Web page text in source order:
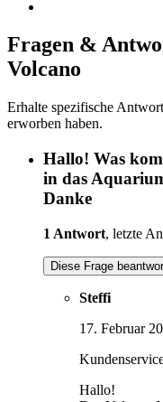
Fragen &
Volcano
Erhalte spezifische
erworben haben.
Hallo! Was
in das
Danke
1 Antwort, letzte
Diese Frage
Steffi
17. Februar
Hallo!